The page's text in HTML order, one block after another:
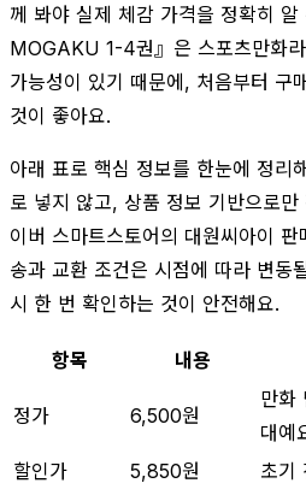
께 봐야 실제 체감 가격을 정확히
MOGAKU 1-4권』은 스포츠만화
가능성이 있기 때문에, 처음부터 구
것이 좋아요.
아래 표로 핵심 정보를 한눈에 정리
로 넣지 않고, 상품 정보 기반으로
이버 스마트스토어의 대원씨아이
송과 교환 조건은 시점에 따라 변동
시 한 번 확인하는 것이 안전해요.
항목 내용
정가 6,500원
만화
대예
할인가
5,850원 초기